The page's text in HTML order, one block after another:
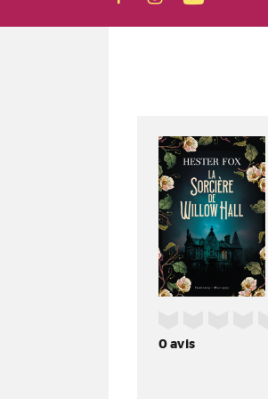
0avis